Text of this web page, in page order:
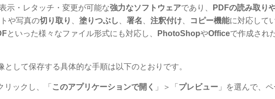
示・レタッチ・変更が可能な強力なソフトウェアであり、
PDFの読み取り
や写真の切り取り 塗りつぶし 署名 注釈付け コピー機能に対応して
といった様々なファイル形式にも対応し、 PhotoShopやOfficeで作成され
して保存する具体的な手順は以下のとおりです。
リックし、「 このアプリケーションで開く 」＞「 プレビュー 」を選んで、